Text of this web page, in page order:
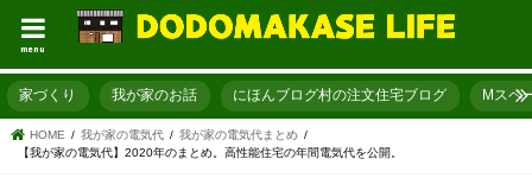
menu
家づくり 我が家のお話 にほんブログ村の注文住宅ブログ Mスペ
HOME 我が家の電気代
我が家の電気代まとめ
【我が家の電気代】2020年のまとめ。高性能住宅の年間電気代を公開。